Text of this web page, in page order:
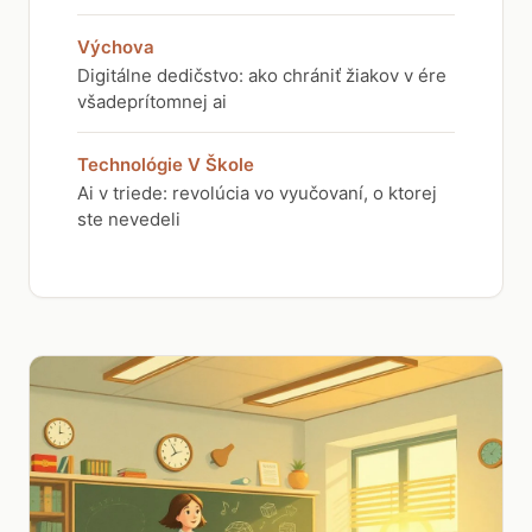
Výchova
Digitálne dedičstvo: ako chrániť žiakov v ére
všadeprítomnej ai
Technológie V Škole
Ai v triede: revolúcia vo vyučovaní, o ktorej
ste nevedeli